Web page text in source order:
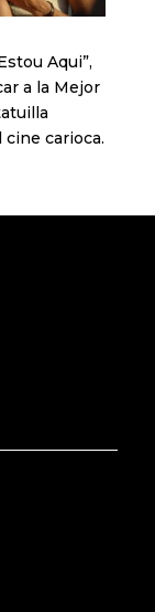
Aqui”,
a la Mejor
carioca.